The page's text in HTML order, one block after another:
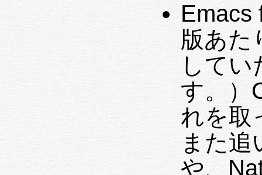
Emacs
版あた
して
す。）
れを取
また追
や、